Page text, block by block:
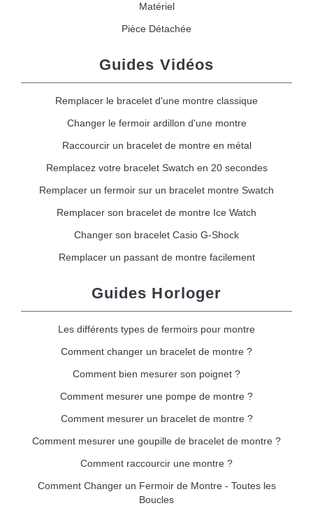
Matériel
Pièce Détachée
Guides Vidéos
Remplacer le bracelet d'une montre classique
Changer le fermoir ardillon d'une montre
Raccourcir un bracelet de montre en métal
Remplacez votre bracelet Swatch en 20 secondes
Remplacer un fermoir sur un bracelet montre Swatch
Remplacer son bracelet de montre Ice Watch
Changer son bracelet Casio G-Shock
Remplacer un passant de montre facilement
Guides Horloger
Les différents types de fermoirs pour montre
Comment changer un bracelet de montre ?
Comment bien mesurer son poignet ?
Comment mesurer une pompe de montre ?
Comment mesurer un bracelet de montre ?
Comment mesurer une goupille de bracelet de montre ?
Comment raccourcir une montre ?
Comment Changer un Fermoir de Montre - Toutes les
Boucles